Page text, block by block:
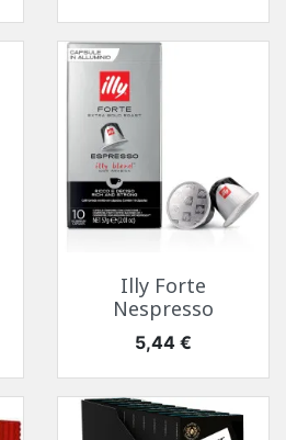
Illy Forte
Nespresso
Prix
5,44 €